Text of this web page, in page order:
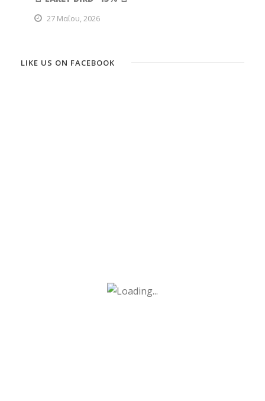
27 Μαΐου, 2026
LIKE US ON FACEBOOK